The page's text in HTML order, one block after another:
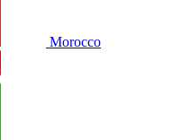
Morocco